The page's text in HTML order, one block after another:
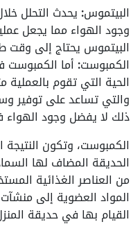
البيتموس: يحدث التحلل
وجود الهواء مما يجعل
البيتموس يحتاج إلى وقت
الكمبوست: أما الكمبوست
الحية التي تقوم بالعملية
والتي تساعد على توفير
ذلك لا يفضل وجود
الكمبوست، وتكون النتيجة
الحديقة المضاف لها
من العناصر الغذائية
المواد العضوية إلى
القيام بها في حديقة